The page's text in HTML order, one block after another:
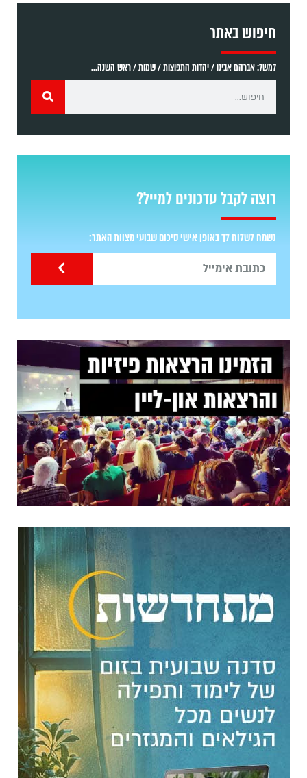
חיפוש באתר
למשל: אברהם אבינו / יהדות התפוצות / שמות / ראש השנה...
רוצה לקבל עדכונים למייל?
נשמח לשלוח לך באופן אישי סיכום שבועי מצוות האתר: